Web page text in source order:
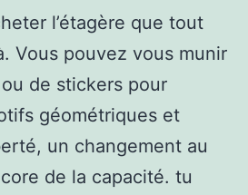
l’étagère que tout
Vous pouvez vous munir
de stickers pour
géométriques et
un changement au
de la capacité. tu